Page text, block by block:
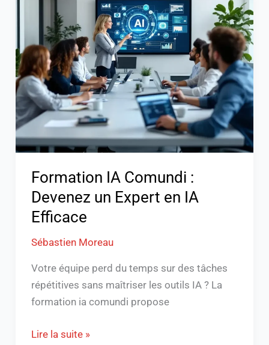
Formation IA Comundi :
Devenez un Expert en IA
Efficace
Sébastien Moreau
Votre équipe perd du temps sur des tâches
répétitives sans maîtriser les outils IA ? La
formation ia comundi propose
Comundi
:
Devenez
un
Expert
en
Efficace
Lire la suite »